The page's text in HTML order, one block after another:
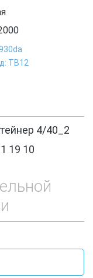
ТВ12
4/40_2
19 10